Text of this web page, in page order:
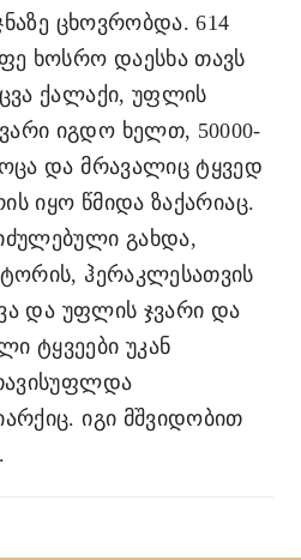
ცხოვრობდა. 614
ხოსრო დაესხა თავს
ქალაქი, უფლის
იგდო ხელთ, 50000-
და მრავალიც ტყვედ
იყო წმიდა ზაქარიაც.
გახდა,
ჰერაკლესათვის
და უფლის ჯვარი და
ტყვეები უკან
იგი მშვიდობით